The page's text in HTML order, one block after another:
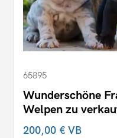
65895
Wunderschöne
Welpen zu
200,00 €VB